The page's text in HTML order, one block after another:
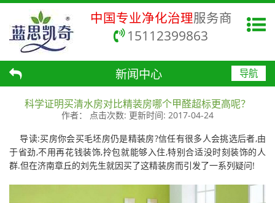
中国专业净化治理服务商
15112399863
新闻中心 导航
科学证明买清水房对比精装房哪个甲醛超标更高呢？
作者： 点击次数: 更新时间: 2017-04-24
导读:买房你会买毛坯房仍是精装房?信任有很多人会挑选后者,由
于省劲,不用再花钱装饰,拎包就能够入住,特别合适没时刻装饰的人
群.但在济南章丘的刘先生就因买了这精装房而引发了一系列疑问!